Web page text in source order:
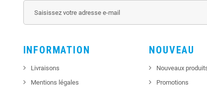
INFORMATION
Livraisons
Mentions légales
NOUVEAU
Nouveaux
Promotions